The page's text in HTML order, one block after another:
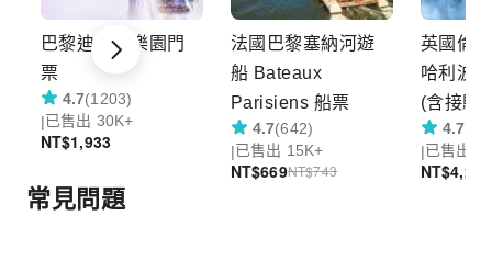
巴黎迪士尼樂園門
票
4.7(1203)
已售出 30K+
NT$1,933
法國巴黎塞納河遊
船 Bateaux
Parisiens 船票
4.7(642)
已售出 15K+
NT$669NT$743
英國倫
哈利波
(含接駁
發 4.7
已售出
NT$4,209
Item
常見問題